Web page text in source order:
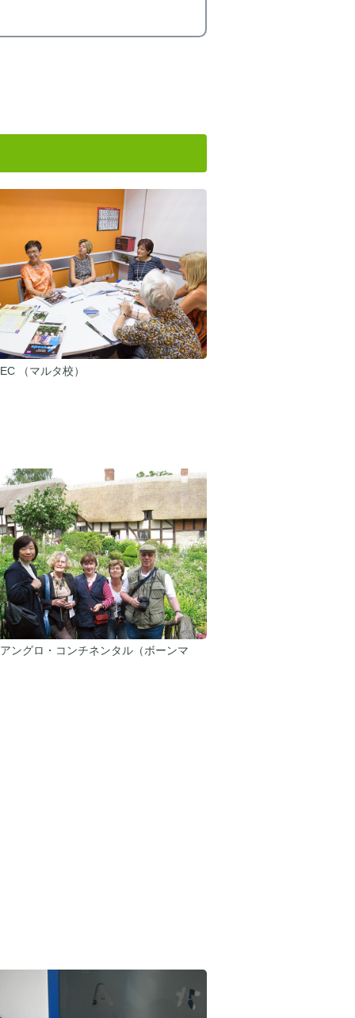
（マルタ校）
ングロ・コンチネンタル（ボーンマ